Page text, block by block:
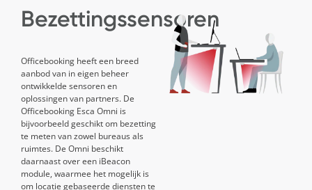
Bezettingssensoren
Officebooking heeft een breed
aanbod van in eigen beheer
ontwikkelde sensoren en
oplossingen van partners. De
Officebooking Esca Omni is
bijvoorbeeld geschikt om bezetting
te meten van zowel bureaus als
ruimtes. De Omni beschikt
daarnaast over een iBeacon
module, waarmee het mogelijk is
om locatie gebaseerde diensten te